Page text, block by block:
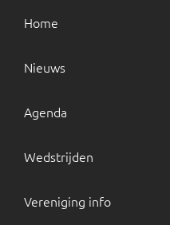
Home
Nieuws
Agenda
Wedstrijden
Vereniging info